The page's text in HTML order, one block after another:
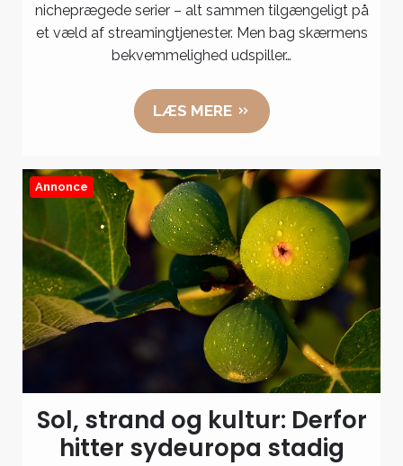
vinder
nicheprægede serier – alt sammen tilgængeligt på
et væld af streamingtjenester. Men bag skærmens
bekvemmelighed udspiller…
LÆS MERE
Annonce
Sol, strand og kultur: Derfor
hitter sydeuropa stadig